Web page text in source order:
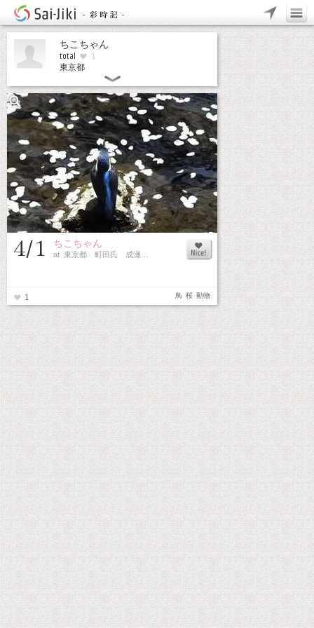
ちこちゃん
total 1
東京都
4/1 ちこちゃん
at 東京都 町田氏 成瀬…
1 動物
桜
鳥